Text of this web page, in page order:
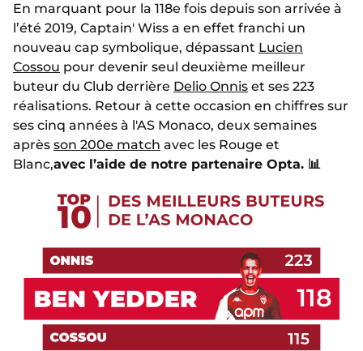
En marquant pour la 118e fois depuis son arrivée à
l’été 2019, Captain' Wiss a en effet franchi un
nouveau cap symbolique, dépassant Lucien
Cossou pour devenir seul deuxième meilleur
buteur du Club derrière Delio Onnis et ses 223
réalisations. Retour à cette occasion en chiffres sur
ses cinq années à l'AS Monaco, deux semaines
après son 200e match avec les Rouge et
Blanc,avec l’aide de notre partenaire Opta. 📊